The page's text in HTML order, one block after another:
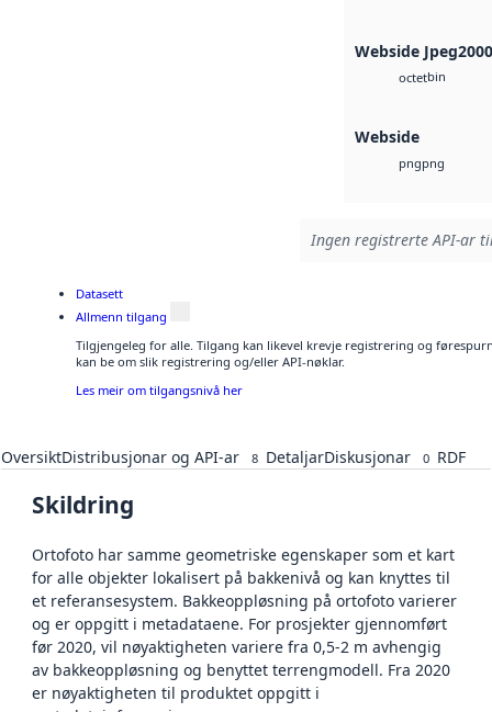
Webside Jpeg2000
octetbin
Webside
pngpng
Ingen registrerte API-ar
Datasett
Allmenn tilgang
Tilgjengeleg for alle. Tilgang kan likevel krevje registrering og
kan be om slik registrering og/eller API-nøklar.
Les meir om tilgangsnivå her
OversiktDistribusjonar og API-ar 8 DetaljarDiskusjonar 0 RDF
Skildring
Ortofoto har samme geometriske egenskaper som et kart
for alle objekter lokalisert på bakkenivå og kan knyttes til
et referansesystem. Bakkeoppløsning på ortofoto varierer
og er oppgitt i metadataene. For prosjekter gjennomført
før 2020, vil nøyaktigheten variere fra 0,5-2 m avhengig
av bakkeoppløsning og benyttet terrengmodell. Fra 2020
er nøyaktigheten til produktet oppgitt i